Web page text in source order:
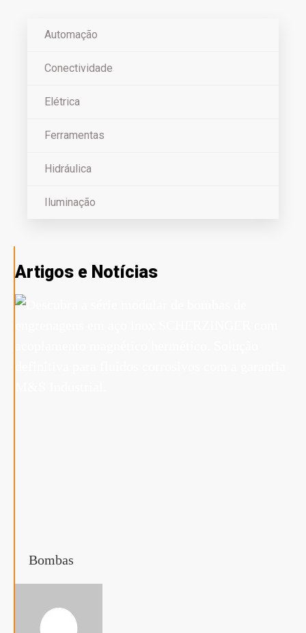
Automação
Conectividade
Elétrica
Ferramentas
Hidráulica
Iluminação
Artigos e Notícias
Bombas